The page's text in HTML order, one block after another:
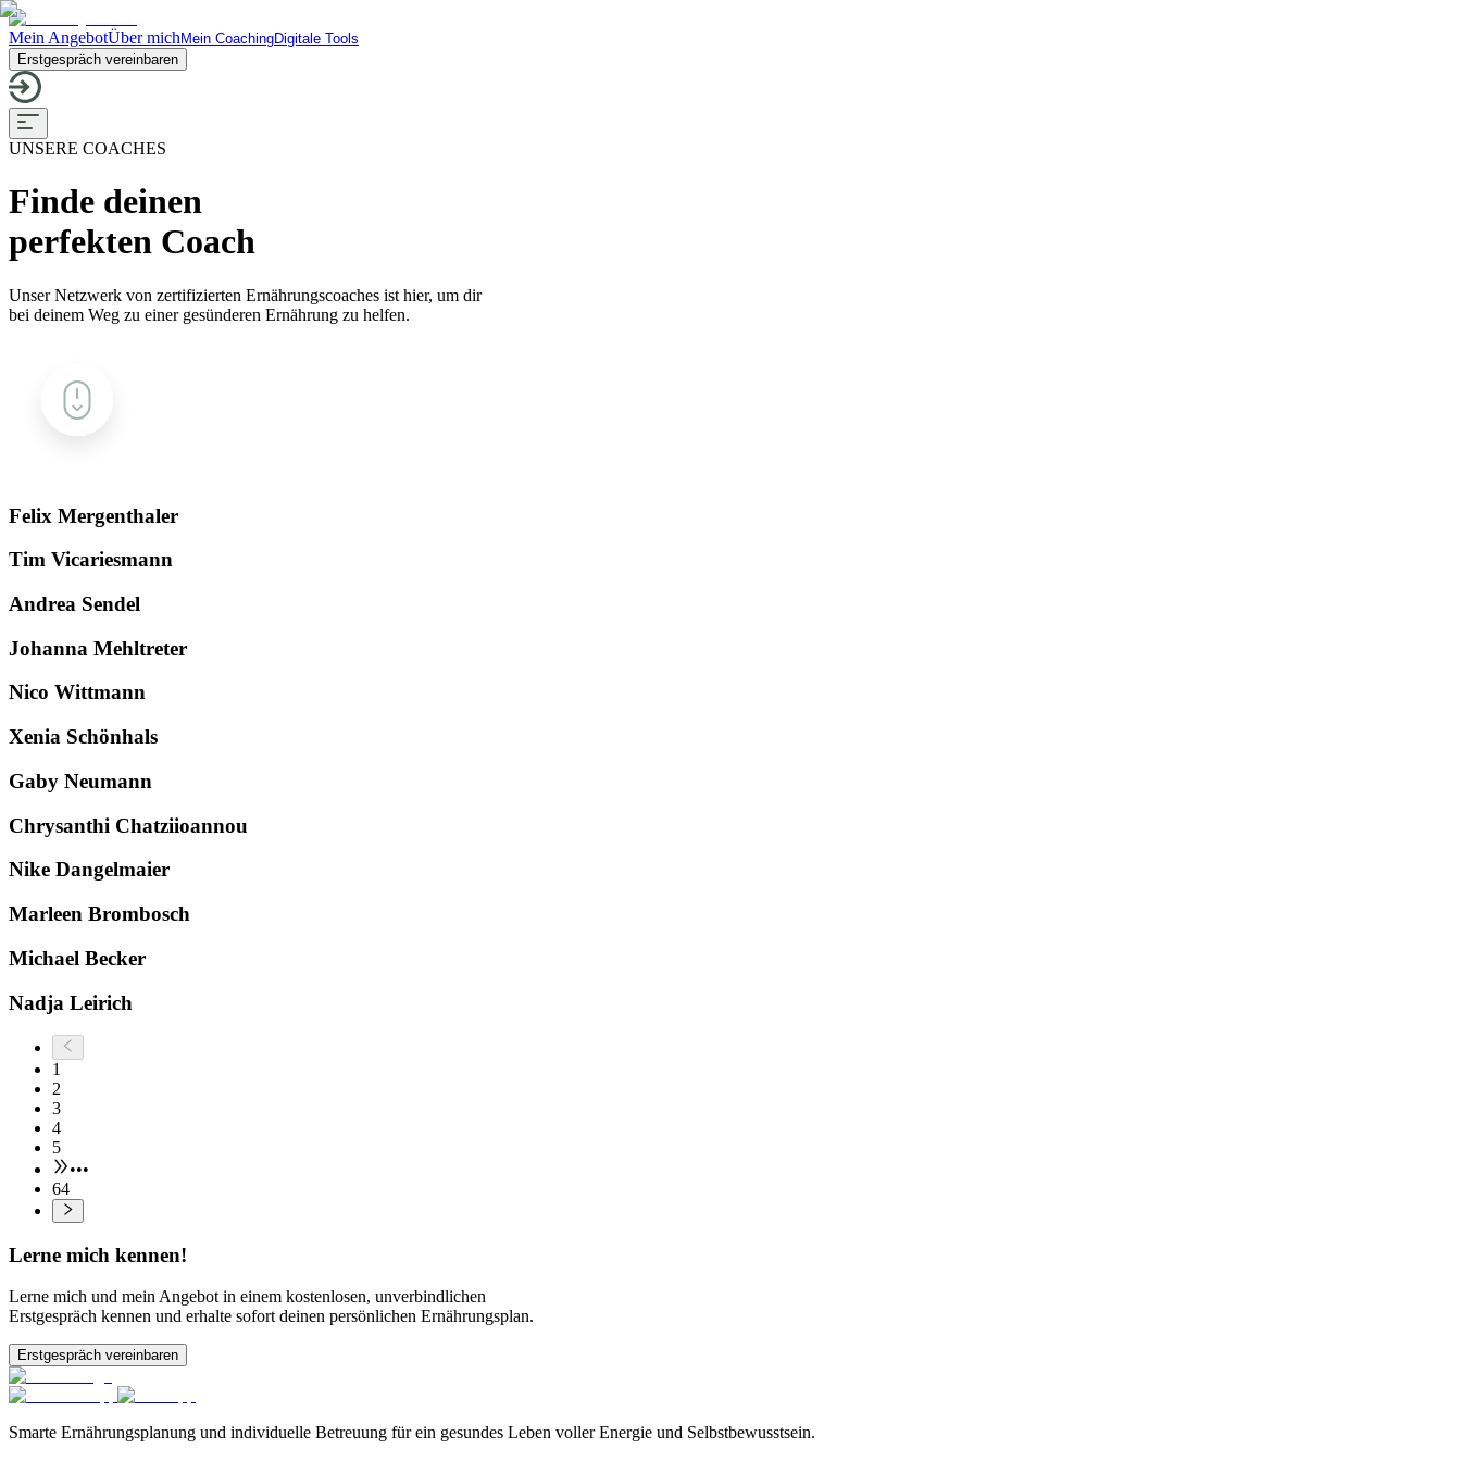
Mein AngebotÜber mich Mein CoachingDigitale Tools
Erstgespräch vereinbaren
UNSERE COACHES
Finde deinen
perfekten Coach
Unser Netzwerk von zertifizierten Ernährungscoaches ist hier, um dir
bei deinem Weg zu einer gesünderen Ernährung zu helfen.
Felix Mergenthaler
Tim Vicariesmann
Andrea Sendel
Johanna Mehltreter
Nico Wittmann
Xenia Schönhals
Gaby Neumann
Chrysanthi Chatziioannou
Nike Dangelmaier
Marleen Brombosch
Michael Becker
Nadja Leirich
1
2
3
4
5
•••
64
Lerne mich kennen!
Lerne mich und mein Angebot in einem kostenlosen, unverbindlichen
Erstgespräch kennen und erhalte sofort deinen persönlichen Ernährungsplan.
Erstgespräch vereinbaren
Smarte Ernährungsplanung und individuelle Betreuung für ein gesundes Leben voller Energie und Selbstbewusstsein.